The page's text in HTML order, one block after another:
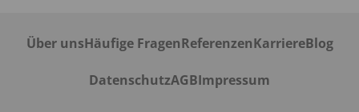
Über unsHäufige FragenReferenzenKarriereBlog
DatenschutzAGBImpressum